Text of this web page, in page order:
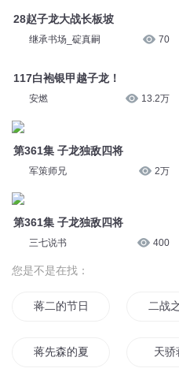
28赵子龙大战长板坡
继承书场_碇真嗣 70
117白袍银甲越子龙！
安燃 13.2万
第361集 子龙独敌四将
军策师兄 2万
第361集 子龙独敌四将
三七说书 400
您是不是在找：
蒋二的节日贺文 二战
蒋先森的夏天 天骄